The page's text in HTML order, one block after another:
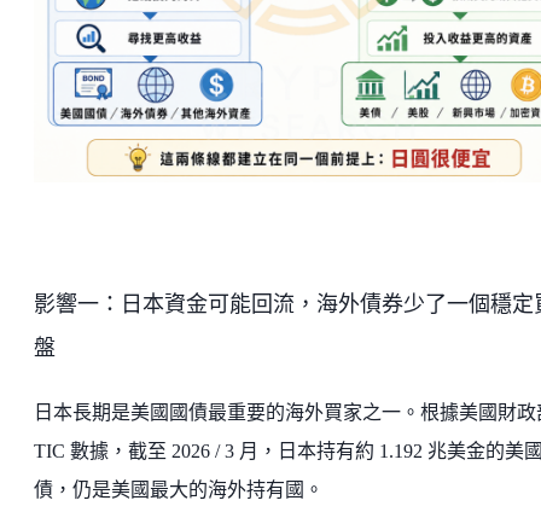
影響一：日本資金可能回流，海外債券少了一個穩定
盤
日本長期是美國國債最重要的海外買家之一。根據美國財政
TIC 數據，截至 2026 / 3 月，日本持有約 1.192 兆美金的美
債，仍是美國最大的海外持有國。